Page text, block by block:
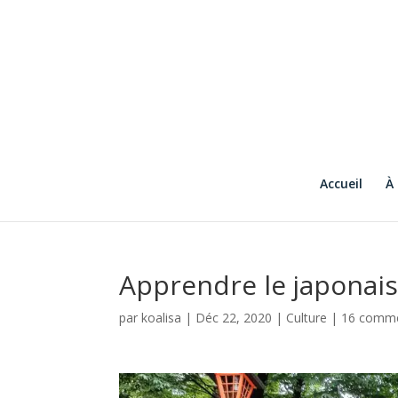
Accueil À
Apprendre le japonais
parkoalisa | Déc 22, 2020 | Culture | 16